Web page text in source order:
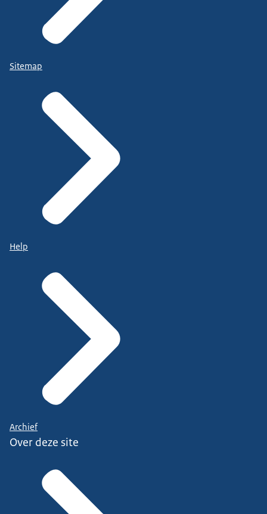
Sitemap
Help
Archief
Over deze site